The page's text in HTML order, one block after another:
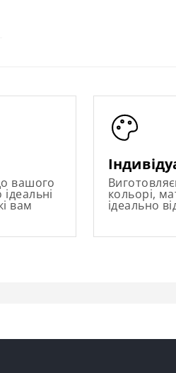
вашого
вам
кольорі,
ідеально